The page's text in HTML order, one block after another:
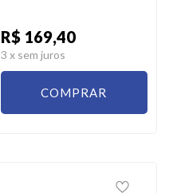
R$ 169,40
3 x sem juros
COMPRAR